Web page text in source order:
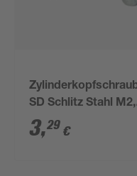
SD Schlitz Stahl
x 5 mm 20 Stück
3,29 €